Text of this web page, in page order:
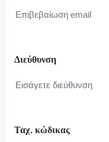
Διεύθυνση
Ταχ. κώδικας